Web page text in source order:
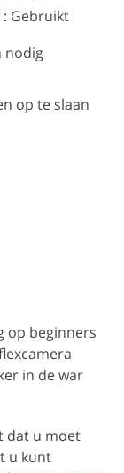
: Gebruikt
nodig
op te slaan
op beginners
in de war
dat u moet
u kunt